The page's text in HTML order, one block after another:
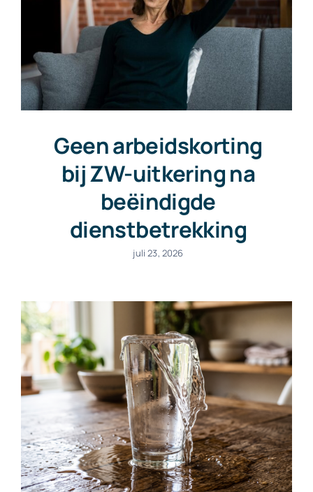
Geen arbeidskorting
bij ZW-uitkering na
beëindigde
dienstbetrekking
juli 23, 2026